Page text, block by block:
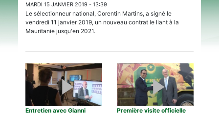
MARDI 15 JANVIER 2019 - 13:39
Le sélectionneur national, Corentin Martins, a signé le
vendredi 11 janvier 2019, un nouveau contrat le liant à la
Mauritanie jusqu'en 2021.
Entretien avec Gianni
Première visite officielle